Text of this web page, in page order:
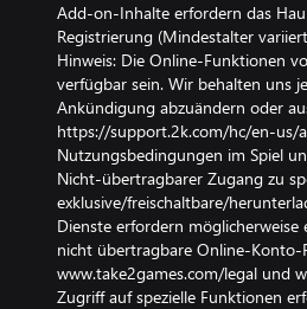
Add-on-Inhalte erfordern das
Registrierung (Mindestalter
Hinweis: Die Online-Funktionen
verfügbar sein. Wir behalten uns
Ankündigung abzuändern oder
https://support.2k.com/hc/en-us/
Nutzungsbedingungen im Spiel
Nicht-übertragbarer Zugang zu
exklusive/freischaltbare/
Dienste erfordern
nicht übertragbare Online-
www.take2games.com/legal und
Zugriff auf spezielle Funktionen